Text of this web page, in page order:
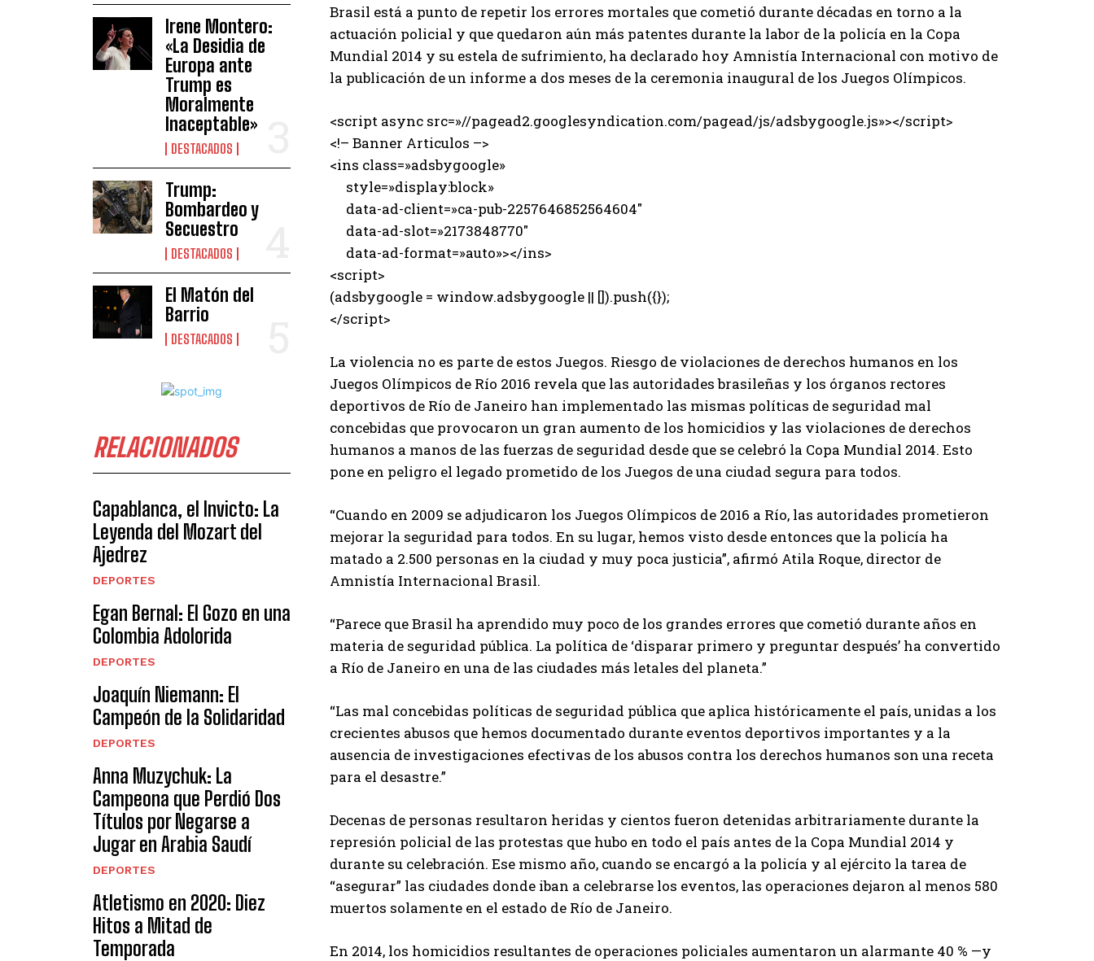
Irene Montero:
«La Desidia de
Europa ante
Trump es
Moralmente
Inaceptable»
DESTACADOS
Trump:
Bombardeo y
Secuestro
DESTACADOS
El Matón del
Barrio
DESTACADOS
RELACIONADOS
Capablanca, el Invicto: La
Leyenda del Mozart del
Ajedrez
DEPORTES
Egan Bernal: El Gozo en una
Colombia Adolorida
DEPORTES
Joaquín Niemann: El
Campeón de la Solidaridad
DEPORTES
Anna Muzychuk: La
Campeona que Perdió Dos
Títulos por Negarse a
Jugar en Arabia Saudí
DEPORTES
Atletismo en 2020: Diez
Hitos a Mitad de
Temporada
Brasil está a punto de repetir los errores mortales que cometió durante décadas en torno a la
actuación policial y que quedaron aún más patentes durante la labor de la policía en la Copa
Mundial 2014 y su estela de sufrimiento, ha declarado hoy Amnistía Internacional con motivo de
la publicación de un informe a dos meses de la ceremonia inaugural de los Juegos Olímpicos.
<script async src=»//pagead2.googlesyndication.com/pagead/js/adsbygoogle.js»></script>
<!– Banner Articulos –>
<ins class=»adsbygoogle»
style=»display:block»
data-ad-client=»ca-pub-2257646852564604″
data-ad-slot=»2173848770″
data-ad-format=»auto»></ins>
<script>
(adsbygoogle = window.adsbygoogle || []).push({});
</script>
La violencia no es parte de estos Juegos. Riesgo de violaciones de derechos humanos en los
Juegos Olímpicos de Río 2016 revela que las autoridades brasileñas y los órganos rectores
deportivos de Río de Janeiro han implementado las mismas políticas de seguridad mal
concebidas que provocaron un gran aumento de los homicidios y las violaciones de derechos
humanos a manos de las fuerzas de seguridad desde que se celebró la Copa Mundial 2014. Esto
pone en peligro el legado prometido de los Juegos de una ciudad segura para todos.
“Cuando en 2009 se adjudicaron los Juegos Olímpicos de 2016 a Río, las autoridades prometieron
mejorar la seguridad para todos. En su lugar, hemos visto desde entonces que la policía ha
matado a 2.500 personas en la ciudad y muy poca justicia”, afirmó Atila Roque, director de
Amnistía Internacional Brasil.
“Parece que Brasil ha aprendido muy poco de los grandes errores que cometió durante años en
materia de seguridad pública. La política de ‘disparar primero y preguntar después’ ha convertido
a Río de Janeiro en una de las ciudades más letales del planeta.”
“Las mal concebidas políticas de seguridad pública que aplica históricamente el país, unidas a los
crecientes abusos que hemos documentado durante eventos deportivos importantes y a la
ausencia de investigaciones efectivas de los abusos contra los derechos humanos son una receta
para el desastre.”
Decenas de personas resultaron heridas y cientos fueron detenidas arbitrariamente durante la
represión policial de las protestas que hubo en todo el país antes de la Copa Mundial 2014 y
durante su celebración. Ese mismo año, cuando se encargó a la policía y al ejército la tarea de
“asegurar” las ciudades donde iban a celebrarse los eventos, las operaciones dejaron al menos 580
muertos solamente en el estado de Río de Janeiro.
En 2014, los homicidios resultantes de operaciones policiales aumentaron un alarmante 40 % —y